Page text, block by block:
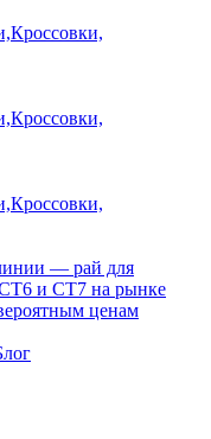
Кроссовки,
Кроссовки,
Кроссовки,
— рай для
и СТ7 на рынке
ценам